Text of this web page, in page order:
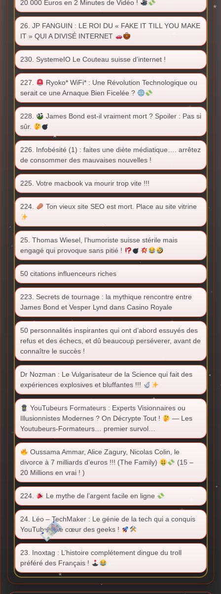
20 000 Euros en 2 Minutes de Vidéo !
26. JP FANGUIN : LE ROI DU « FAKE IT TILL YOU MAKE
IT » QUI A DIVISÉ INTERNET
230. SystemeIO Le Couteau suisse d’internet !
227.
Ryoko* WiFi* : Une Révolution Technologique ou
serait ce une Arnaque Bien Ficelée ?
228.
James Bond est-il vraiment mort ? Spoiler : Pas si
sûr.
226. Infobésité (1) : faites une diète médiatique…. arrêtez
de consommer des mauvaises nouvelles !
225. Votre macbook va mourir trop vite !!!
224. Ton vieux site SEO est mort. Place au site vitrine
25. Thomas Wiesel, l’humoriste suisse stérile mais
engagé qui provoque sans pitié !
50 citations influenceurs riches
223. Secrets de tournage : la mythique rencontre entre
James Bond et Vesper Lynd dans Casino Royale
50 personnalités inspirantes qui ont d’abord essuyés des
refus et des échecs, et dû beaucoup perséverer, avant de
connaître le succès !
Dr Nozman : Le Vulgarisateur de la Science qui fait des
expériences explosives et bluffantes !!!
YouTubeurs Formateurs : Experts Visionnaires ou
Illusionnistes Modernes ? On Décrypte Tout !
— Les
Youtubeurs-Formateurs… premier survol…
Oussama Ammar, Alice Zagury, Nicolas Colin, le
divorce à 7 milliards d’euros !!! (The Family)
(15 –
20 Millions en vrai ! )
224. Le mythe de l’argent facile en ligne
24. Léo – TechMaker : Le génie de la tech qui a conquis
YouTube et le cœur des geeks !
23. Inoxtag : L’histoire complétement dingue du troll
préféré des Français !